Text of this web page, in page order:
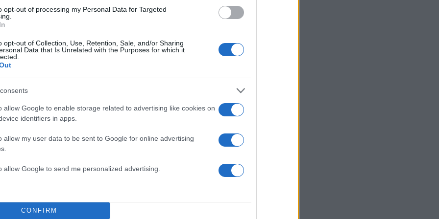
opt-out of processing my Personal Data for Targeted
opt-out of Collection, Use, Retention, Sale, and/or Sharing
Data that Is Unrelated with the Purposes for which it
allow Google to enable storage related to advertising like cookies on
identifiers in apps.
allow my user data to be sent to Google for online advertising
allow Google to send me personalized advertising.
CONFIRM
σε καθεμία από τις 21 χώρες της Ευρωζώνης (εάν
με βάση στοιχεία του SSM για το 2026 οι μη
στην Ευρωζώνη είναι 2.139.
πληθυσμιακή δύναμη, έχουν ασφαλώς
υπάρχουν στην ευρωζώνη ακόμη 10 χώρες όπως
Πορτογαλία, Εσθονία, Λετονία, Λιθουανία, Μάλτα,
Βουλγαρία με λιγότερα και συγκεκριμένα από 1 έως
ηπιότερο σε σχέση με την Ευρωζώνη περιορισμό των
σύγχρονη.